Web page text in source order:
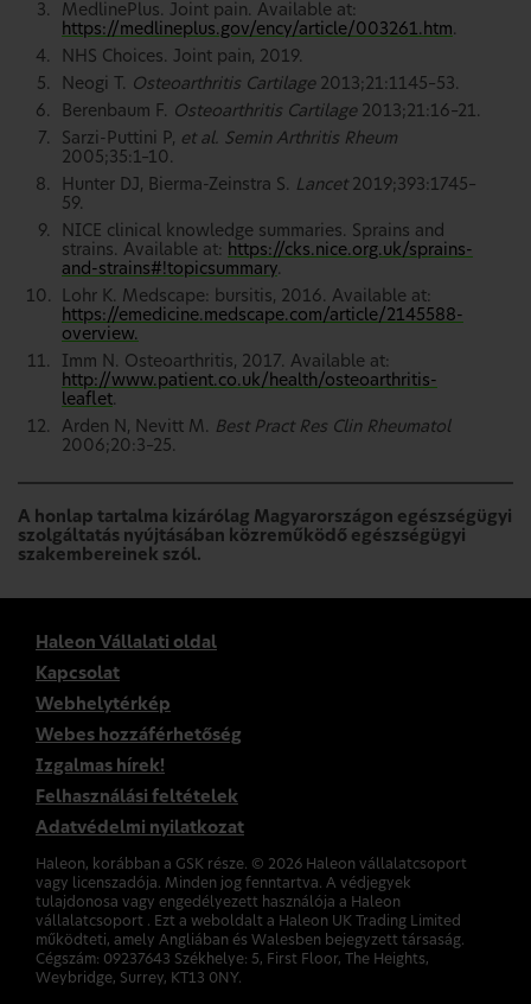
MedlinePlus. Joint pain. Available at:
https://medlineplus.gov/ency/article/003261.htm.
NHS Choices. Joint pain, 2019.
Neogi T. Osteoarthritis Cartilage 2013;21:1145–53.
Berenbaum F. Osteoarthritis Cartilage 2013;21:16–21.
Sarzi-Puttini P, et al. Semin Arthritis Rheum
2005;35:1–10.
Hunter DJ, Bierma-Zeinstra S. Lancet 2019;393:1745–
59.
NICE clinical knowledge summaries. Sprains and
strains. Available at: https://cks.nice.org.uk/sprains-
and-strains#!topicsummary.
Lohr K. Medscape: bursitis, 2016. Available at:
https://emedicine.medscape.com/article/2145588-
overview.
Imm N. Osteoarthritis, 2017. Available at:
http://www.patient.co.uk/health/osteoarthritis-
leaflet.
Arden N, Nevitt M. Best Pract Res Clin Rheumatol
2006;20:3–25.
A honlap tartalma kizárólag Magyarországon egészségügyi
szolgáltatás nyújtásában közreműködő egészségügyi
szakembereinek szól.
Haleon Vállalati oldal
Kapcsolat
Webhelytérkép
Webes hozzáférhetőség
Izgalmas hírek!
Felhasználási feltételek
Adatvédelmi nyilatkozat
Haleon, korábban a GSK része. © 2026 Haleon vállalatcsoport
vagy licenszadója. Minden jog fenntartva. A védjegyek
tulajdonosa vagy engedélyezett használója a Haleon
vállalatcsoport . Ezt a weboldalt a Haleon UK Trading Limited
működteti, amely Angliában és Walesben bejegyzett társaság.
Cégszám: 09237643 Székhelye: 5, First Floor, The Heights,
Weybridge, Surrey, KT13 0NY.